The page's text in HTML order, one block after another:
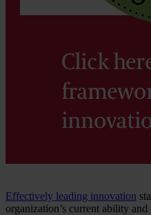
Effectively leading innovation
organization’s current ability